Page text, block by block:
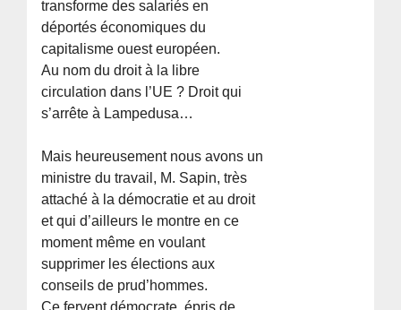
transforme des salariés en
déportés économiques du
capitalisme ouest européen.
Au nom du droit à la libre
circulation dans l’UE ? Droit qui
s’arrête à Lampedusa…
Mais heureusement nous avons un
ministre du travail, M. Sapin, très
attaché à la démocratie et au droit
et qui d’ailleurs le montre en ce
moment même en voulant
supprimer les élections aux
conseils de prud’hommes.
Ce fervent démocrate, épris de